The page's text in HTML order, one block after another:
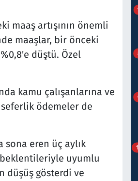
maaş artışının önemli
maaşlar, bir önceki
düştü. Özel
kamu çalışanlarına ve
seferlik ödemeler de
sona eren üç aylık
uyumlu
düşüş gösterdi ve